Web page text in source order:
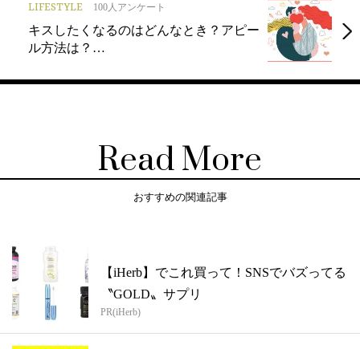
LIFESTYLE 100人アンケート
キスしたくなるのはどんなとき？アピー
ル方法は？…
Read More
おすすめの関連記事
【iHerb】でこれ買って！SNSでバズってる
〝GOLD〟サプリ
PR(iHerb)